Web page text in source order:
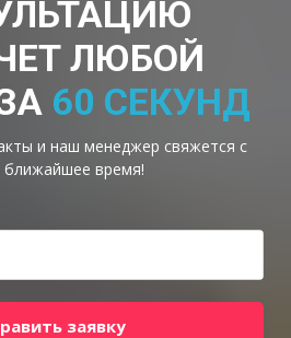
ЛЮБОЙ
60 СЕКУНД
и наш менеджер свяжется с
время!
заявку